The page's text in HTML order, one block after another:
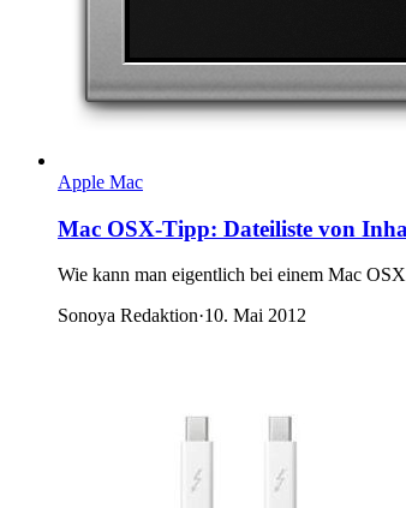
Apple Mac
Mac OSX-Tipp: Dateiliste von
Wie kann man eigentlich bei einem Mac
Sonoya Redaktion·10. Mai 2012